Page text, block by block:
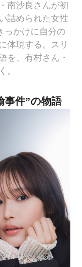
南沙良さんが初
詰められた女性
っかけに自分の
体現する。スリ
を、有村さん・
。
事件”の物語